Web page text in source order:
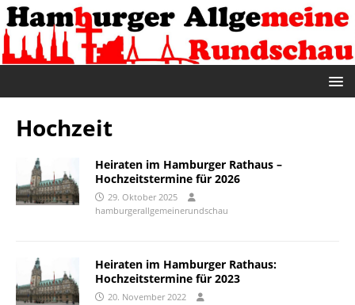
Hochzeit
Heiraten im Hamburger Rathaus –
Hochzeitstermine für 2026
29. Oktober 2025
hamburgerallgemeinerundschau
Heiraten im Hamburger Rathaus:
Hochzeitstermine für 2023
20. November 2022